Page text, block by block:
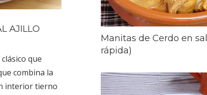
AJILLO
que
combina la
interior tierno
Manitas de Cerdo en
rápida)